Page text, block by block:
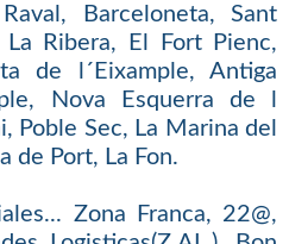
Barceloneta, Sant
La Ribera, El Fort Pienc,
de l´Eixample, Antiga
Nova Esquerra de l
Poble Sec, La Marina del
de Port, La Fon.
Zona Franca, 22@,